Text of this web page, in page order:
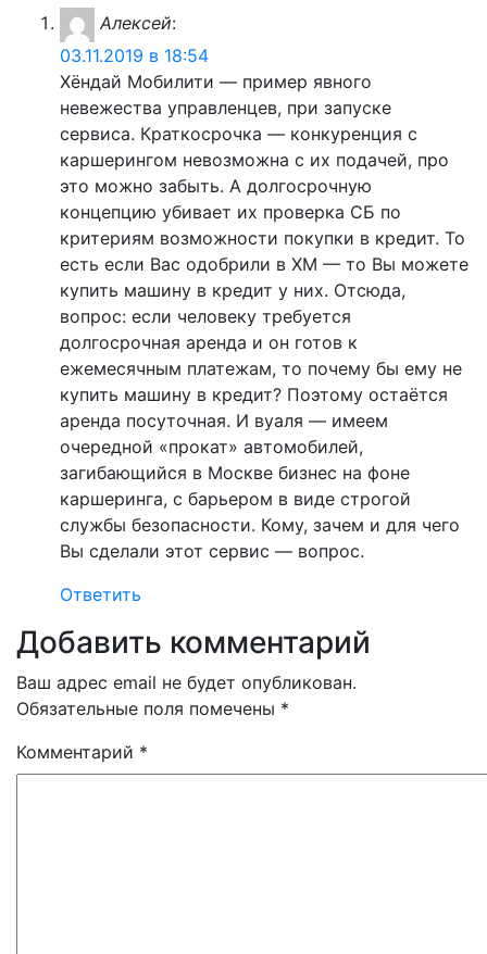
Алексей:
03.11.2019 в 18:54
Хёндай Мобилити — пример явного
невежества управленцев, при запуске
сервиса. Краткосрочка — конкуренция с
каршерингом невозможна с их подачей, про
это можно забыть. А долгосрочную
концепцию убивает их проверка СБ по
критериям возможности покупки в кредит. То
есть если Вас одобрили в ХМ — то Вы можете
купить машину в кредит у них. Отсюда,
вопрос: если человеку требуется
долгосрочная аренда и он готов к
ежемесячным платежам, то почему бы ему не
купить машину в кредит? Поэтому остаётся
аренда посуточная. И вуаля — имеем
очередной «прокат» автомобилей,
загибающийся в Москве бизнес на фоне
каршеринга, с барьером в виде строгой
службы безопасности. Кому, зачем и для чего
Вы сделали этот сервис — вопрос.
Ответить
Добавить комментарий
Ваш адрес email не будет опубликован.
Обязательные поля помечены *
Комментарий *